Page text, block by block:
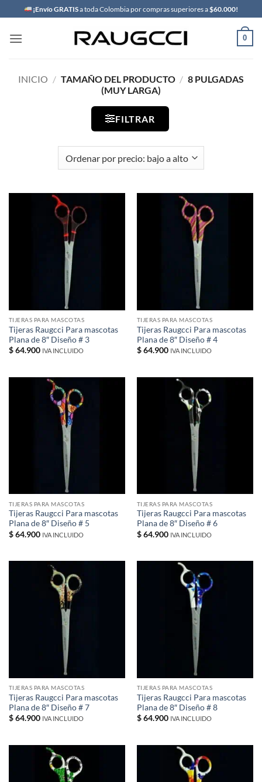
al
contenido
¡Envío GRATISa toda Colombia por compras superiores a$60.000!
0
INICIO / TAMAÑO DEL PRODUCTO / 8 PULGADAS
(MUY LARGA)
FILTRAR
TIJERAS PARA MASCOTAS
Tijeras Raugcci Para mascotas
Plana de 8″ Diseño # 3
$64.900 IVA INCLUIDO
TIJERAS PARA MASCOTAS
Tijeras Raugcci Para mascotas
Plana de 8″ Diseño # 4
$64.900 IVA INCLUIDO
TIJERAS PARA MASCOTAS
Tijeras Raugcci Para mascotas
Plana de 8″ Diseño # 5
$64.900 IVA INCLUIDO
TIJERAS PARA MASCOTAS
Tijeras Raugcci Para mascotas
Plana de 8″ Diseño # 6
$64.900 IVA INCLUIDO
TIJERAS PARA MASCOTAS
Tijeras Raugcci Para mascotas
Plana de 8″ Diseño # 7
$64.900 IVA INCLUIDO
TIJERAS PARA MASCOTAS
Tijeras Raugcci Para mascotas
Plana de 8″ Diseño # 8
$64.900 IVA INCLUIDO